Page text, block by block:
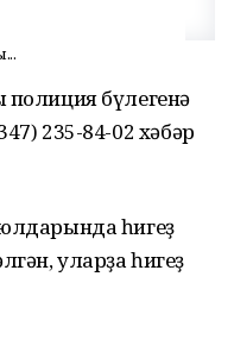
полиция бүлегенә
235-84-02 хәбәр
һигеҙ
уларҙа һигеҙ